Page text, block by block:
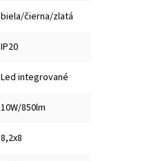
biela/čierna/zlatá
IP20
Led integrované
10W/850lm
8,2x8